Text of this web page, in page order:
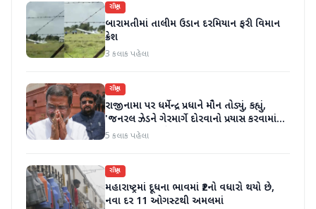
રાષ્ટ્રીય
બારામતીમાં તાલીમ ઉડાન દરમિયાન ફરી વિમાન
ક્રેશ
3 કલાક પહેલા
રાષ્ટ્રીય
રાજીનામા પર ધર્મેન્દ્ર પ્રધાને મૌન તોડ્યું, કહ્યું,
'જનરલ ઝેડને ગેરમાર્ગે દોરવાનો પ્રયાસ કરવામાં
આવ્યો, મારા માટે પદ મહત્વનું નથી'
5 કલાક પહેલા
રાષ્ટ્રીય
મહારાષ્ટ્રમાં દૂધના ભાવમાં ₹2નો વધારો થયો છે,
નવા દર 11 ઓગસ્ટથી અમલમાં